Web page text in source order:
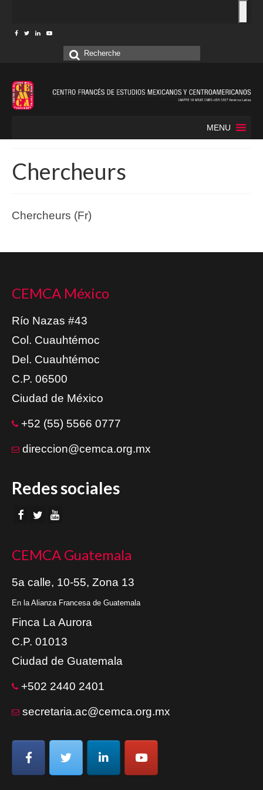
Rechercher
MENU
Chercheurs
Chercheurs (Fr)
CEMCA México
Río Nazas #43
Col. Cuauhtémoc
Del. Cuauhtémoc
C.P. 06500
Ciudad de México
+52 (55) 5566 0777
direccion@cemca.org.mx
Redes sociales
CEMCA Guatemala
5a calle, 10-55, Zona 13
En la Alianza Francesa de Guatemala
Finca La Aurora
C.P. 01013
Ciudad de Guatemala
+502 2440 2401
secretaria.ac@cemca.org.mx